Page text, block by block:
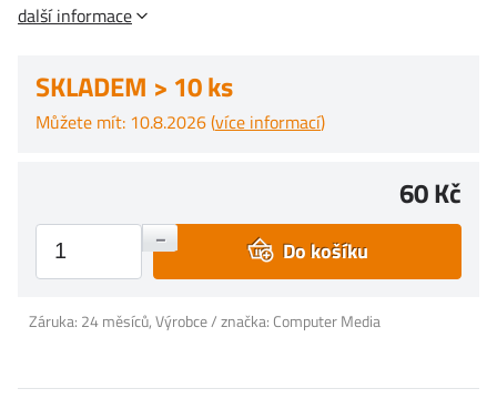
další informace
SKLADEM > 10 ks
Můžete mít: 10.8.2026 (více informací)
60 Kč
+
– Do košíku
Záruka: 24 měsíců, Výrobce / značka: Computer Media